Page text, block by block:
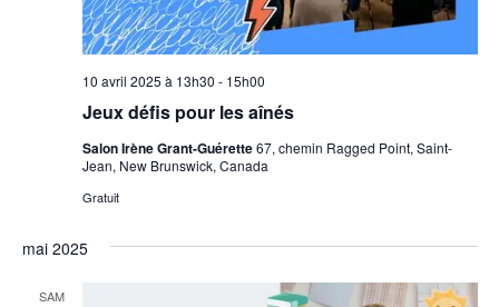
Jeux défis pour les aînés
10 avril 2025 à 13h30 - 15h00
Salon Irène Grant-Guérette67, chemin Ragged Point, Saint-
Jean, New Brunswick, Canada
Gratuit
mai 2025
SAM